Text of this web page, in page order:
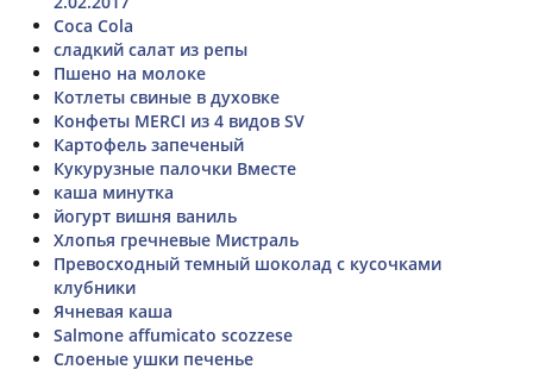
Coca Cola
сладкий салат из репы
Пшено на молоке
Котлеты свиные в духовке
Конфеты MERCI из 4 видов SV
Картофель запеченый
Кукурузные палочки Вместе
каша минутка
йогурт вишня ваниль
Хлопья гречневые Мистраль
Превосходный темный шоколад с кусочками
клубники
Ячневая каша
Salmone affumicato scozzese
Слоеные ушки печенье